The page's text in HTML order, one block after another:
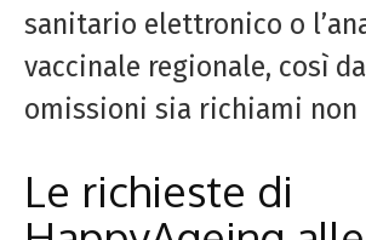
sanitario elettronico o
vaccinale regionale, così
omissioni sia richiami non
Le richieste di